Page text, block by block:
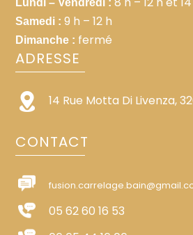
Lundi – Vendredi :
Samedi : 9 h – 12 h
Dimanche : fermé
ADRESSE
14 Rue Motta Di Livenza,
CONTACT
05 62 60 16 53